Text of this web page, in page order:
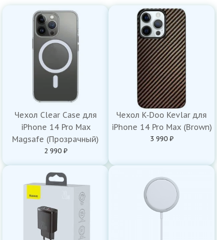
Чехол Clear Case для
iPhone 14 Pro Max
Magsafe (Прозрачный)
2 990 ₽
Чехол K-Doo Kevlar для
iPhone 14 Pro Max (Brown)
3 990 ₽